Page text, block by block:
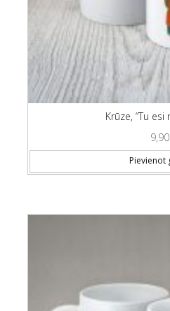
Krūze, “Tu esi
9,90
Pievienot